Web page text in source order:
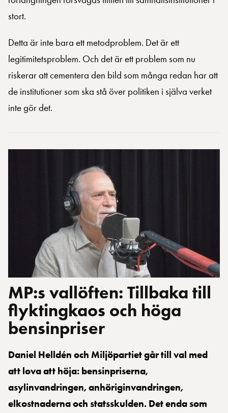
stort.
Detta är inte bara ett metodproblem. Det är ett
legitimitetsproblem. Och det är ett problem som nu
riskerar att cementera den bild som många redan har att
de institutioner som ska stå över politiken i själva verket
inte gör det.
MP:s vallöften: Tillbaka till
flyktingkaos och höga
bensinpriser
Daniel Helldén och Miljöpartiet går till val med
att lova att höja: bensinpriserna,
asylinvandringen, anhöriginvandringen,
elkostnaderna och statsskulden. Det enda som